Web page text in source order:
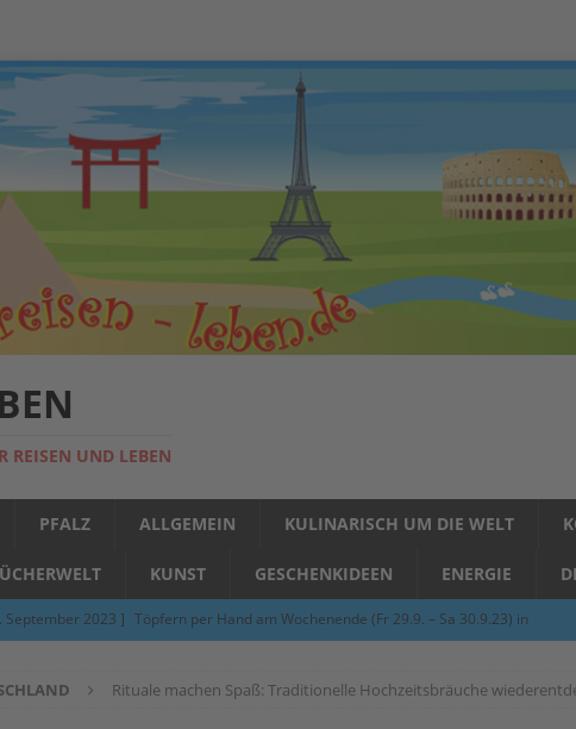
REISEN UND LEBEN
PFALZ ALLGEMEIN KULINARISCH UM DIE WELT
KUNST GESCHENKIDEEN ENERGIE
September 2023 ] Töpfern per Hand am Wochenende (Fr 29.9. – Sa 30.9.23) in
2023 ]
Töpfern am Abend – Schnupperkurse an der Töpferscheibe in Schifferstadt
Rituale machen Spaß: Traditionelle Hochzeitsbräuche